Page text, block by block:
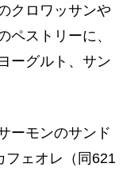
クロワッサンや
ペストリーに、
ーグルト、サン
ーモンのサンド
フェオレ（同621